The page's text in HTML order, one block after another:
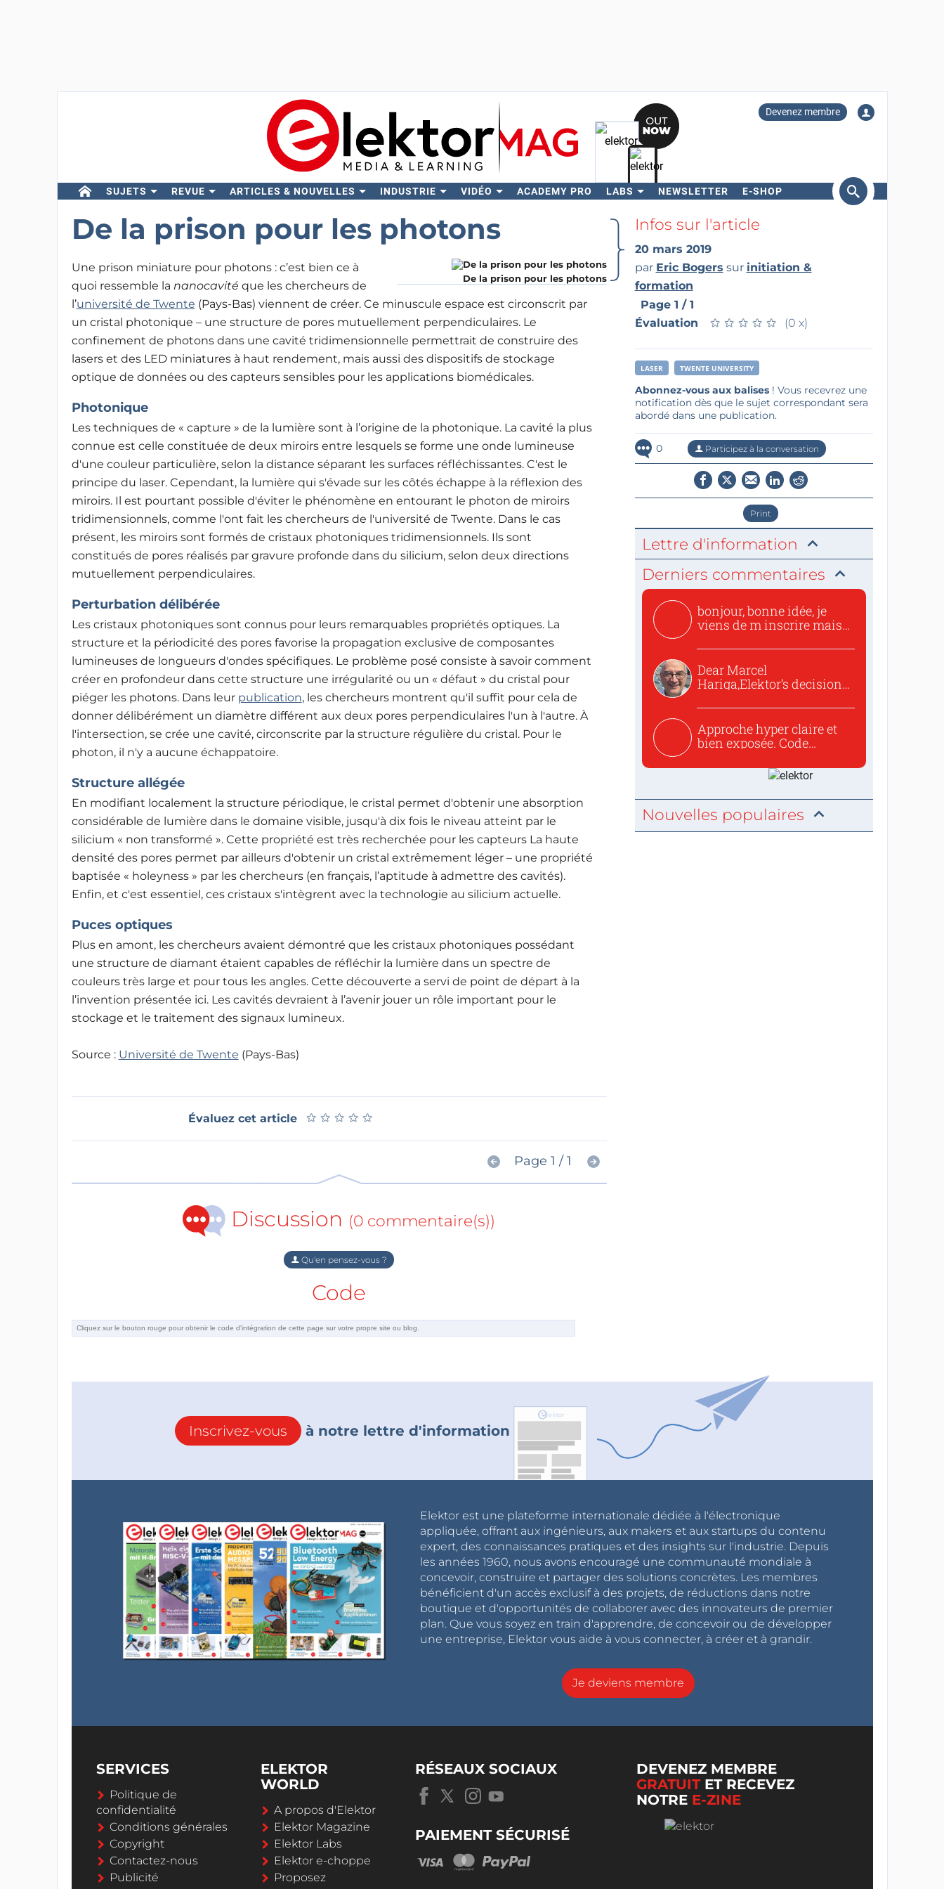
Devenez membre
SUJETS REVUE ARTICLES & NOUVELLES INDUSTRIE VIDÉO ACADEMY PRO LABS NEWSLETTER E-SHOP
Rechercher
De la prison pour les photons
De la prison pour les photons
Une prison miniature pour photons : c’est bien ce à
quoi ressemble la nanocavité que les chercheurs de
l’université de Twente (Pays-Bas) viennent de créer. Ce minuscule espace est circonscrit par
un cristal photonique – une structure de pores mutuellement perpendiculaires. Le
confinement de photons dans une cavité tridimensionnelle permettrait de construire des
lasers et des LED miniatures à haut rendement, mais aussi des dispositifs de stockage
optique de données ou des capteurs sensibles pour les applications biomédicales.
Photonique
Les techniques de « capture » de la lumière sont à l’origine de la photonique. La cavité la plus
connue est celle constituée de deux miroirs entre lesquels se forme une onde lumineuse
d'une couleur particulière, selon la distance séparant les surfaces réfléchissantes. C'est le
principe du laser. Cependant, la lumière qui s'évade sur les côtés échappe à la réflexion des
miroirs. Il est pourtant possible d'éviter le phénomène en entourant le photon de miroirs
tridimensionnels, comme l'ont fait les chercheurs de l'université de Twente. Dans le cas
présent, les miroirs sont formés de cristaux photoniques tridimensionnels. Ils sont
constitués de pores réalisés par gravure profonde dans du silicium, selon deux directions
mutuellement perpendiculaires.
Perturbation délibérée
Les cristaux photoniques sont connus pour leurs remarquables propriétés optiques. La
structure et la périodicité des pores favorise la propagation exclusive de composantes
lumineuses de longueurs d'ondes spécifiques. Le problème posé consiste à savoir comment
créer en profondeur dans cette structure une irrégularité ou un « défaut » du cristal pour
piéger les photons. Dans leur publication, les chercheurs montrent qu'il suffit pour cela de
donner délibérément un diamètre différent aux deux pores perpendiculaires l'un à l'autre. À
l'intersection, se crée une cavité, circonscrite par la structure régulière du cristal. Pour le
photon, il n'y a aucune échappatoire.
Structure allégée
En modifiant localement la structure périodique, le cristal permet d'obtenir une absorption
considérable de lumière dans le domaine visible, jusqu'à dix fois le niveau atteint par le
silicium « non transformé ». Cette propriété est très recherchée pour les capteurs La haute
densité des pores permet par ailleurs d'obtenir un cristal extrêmement léger – une propriété
baptisée « holeyness » par les chercheurs (en français, l’aptitude à admettre des cavités).
Enfin, et c'est essentiel, ces cristaux s'intègrent avec la technologie au silicium actuelle.
Puces optiques
Plus en amont, les chercheurs avaient démontré que les cristaux photoniques possédant
une structure de diamant étaient capables de réfléchir la lumière dans un spectre de
couleurs très large et pour tous les angles. Cette découverte a servi de point de départ à la
l’invention présentée ici. Les cavités devraient à l’avenir jouer un rôle important pour le
stockage et le traitement des signaux lumineux.
Source : Université de Twente (Pays-Bas)
Évaluez cet article ★ ★ ★ ★ ★
★ ★ ★ ★ ★
Page 1 / 1
Discussion (0 commentaire(s))
Qu'en pensez-vous ?
Code
Infos sur l'article
20 mars 2019
par Eric Bogers sur initiation &
formation
Page 1 / 1
Évaluation
★ ★ ★ ★ ★
★ ★ ★ ★ ★ (0 x)
LASER TWENTE UNIVERSITY
Abonnez-vous aux balises! Vous recevrez une
notification dès que le sujet correspondant sera
abordé dans une publication.
0 Participez à la conversation
Print
Lettre d'information
Derniers commentaires
bonjour, bonne idée, je
viens de m inscrire mais
Dear Marcel
Hariga,Elektor’s decision
Approche hyper claire et
bien exposée. Code
Nouvelles populaires
Inscrivez-vous à notre lettre d'information
Elektor est une plateforme internationale dédiée à l'électronique
appliquée, offrant aux ingénieurs, aux makers et aux startups du contenu
expert, des connaissances pratiques et des insights sur l'industrie. Depuis
les années 1960, nous avons encouragé une communauté mondiale à
concevoir, construire et partager des solutions concrètes. Les membres
bénéficient d'un accès exclusif à des projets, de réductions dans notre
boutique et d'opportunités de collaborer avec des innovateurs de premier
plan. Que vous soyez en train d'apprendre, de concevoir ou de développer
une entreprise, Elektor vous aide à vous connecter, à créer et à grandir.
Je deviens membre
SERVICES
Politique de
confidentialité
Conditions générales
Copyright
Contactez-nous
Publicité
ELEKTOR
WORLD
A propos d'Elektor
Elektor Magazine
Elektor Labs
Elektor e-choppe
Proposez
RÉSEAUX SOCIAUX
PAIEMENT SÉCURISÉ
DEVENEZ MEMBRE
GRATUITET RECEVEZ
NOTRE E-ZINE